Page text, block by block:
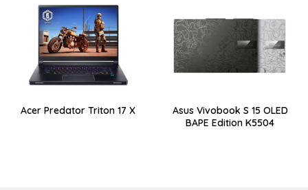
Acer Predator Triton 17 X
Asus Vivobook S 15 OLED
BAPE Edition K5504